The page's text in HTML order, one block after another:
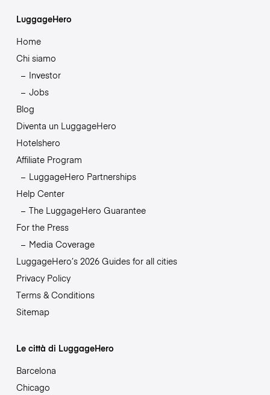
LuggageHero
Home
Chi siamo
Investor
Jobs
Blog
Diventa un LuggageHero
Hotelshero
Affiliate Program
LuggageHero Partnerships
Help Center
The LuggageHero Guarantee
For the Press
Media Coverage
LuggageHero’s 2026 Guides for all cities
Privacy Policy
Terms & Conditions
Sitemap
Le città di LuggageHero
Barcelona
Chicago